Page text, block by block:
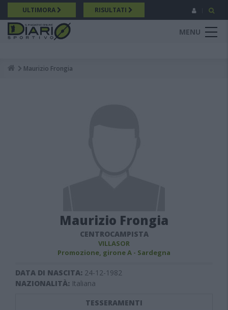
Salta
al
contenuto
principale
ULTIMORA RISULTATI
MENU
Breadcrumb
Maurizio Frongia
Maurizio Frongia
CENTROCAMPISTA
VILLASOR
Promozione, girone A - Sardegna
DATA DI NASCITA: 24-12-1982
NAZIONALITÀ: Italiana
TESSERAMENTI